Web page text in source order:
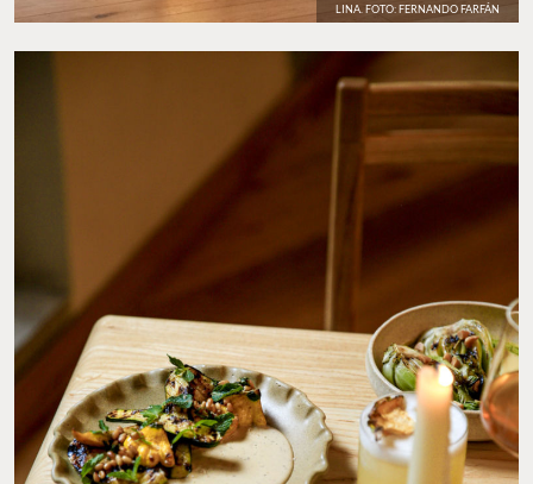
LINA. FOTO: FERNANDO FARFÁN